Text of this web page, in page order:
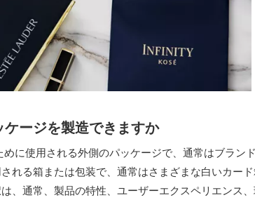
ージを製造できますか
に使用される外側のパッケージで、通常はブラン
れる箱または包装で、通常はさまざまな白いカー
、通常、製品の特性、ユーザーエクスペリエンス